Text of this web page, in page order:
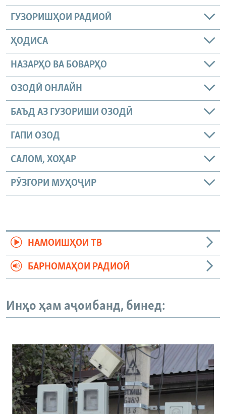
ГУЗОРИШҲОИ РАДИОӢ
ҲОДИСА
НАЗАРҲО ВА БОВАРҲО
ОЗОДӢ ОНЛАЙН
БАЪД АЗ ГУЗОРИШИ ОЗОДӢ
ГАПИ ОЗОД
САЛОМ, ХОҲАР
РӮЗГОРИ МУҲОҶИР
НАМОИШҲОИ ТВ
БАРНОМАҲОИ РАДИОӢ
Инҳо ҳам аҷоибанд, бинед: